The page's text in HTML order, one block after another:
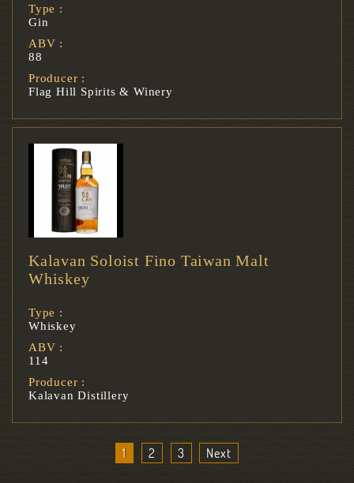
Type :
Gin
ABV :
88
Producer :
Flag Hill Spirits & Winery
Kalavan Soloist Fino Taiwan Malt
Whiskey
Type :
Whiskey
ABV :
114
Producer :
Kalavan Distillery
1 2 3 Next